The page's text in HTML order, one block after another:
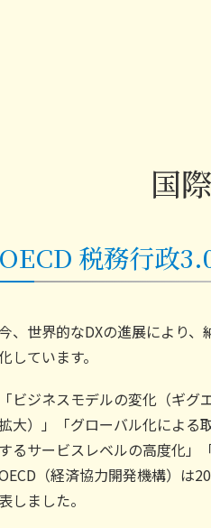
国
OECD 税務行政
、世界的なDXの進展により
しています。
「ビジネスモデルの変化（ギ
大）」「グローバル化による
するサービスレベルの高度化」
（経済協力開発機構）は
表しました。